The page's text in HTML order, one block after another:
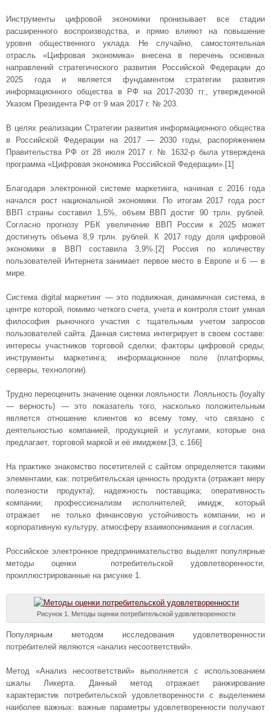
Инструменты цифровой экономики пронизывает все стадии
расширенного воспроизводства, и прямо влияют на повышение
уровня общественного уклада. Не случайно, самостоятельная
отрасль «Цифровая экономика» внесена в перечень основных
направлений стратегического развития Российской Федерации до
2025 года и является фундаментом стратегии развития
информационного общества в РФ на 2017-2030 гг., утвержденной
Указом Президента РФ от 9 мая 2017 г. № 203.
В целях реализации Стратегии развития информационного общества
в Российской Федерации на 2017 — 2030 годы, распоряжением
Правительства РФ от 28 июля 2017 г. № 1632-р была утверждена
программа «Цифровая экономика Российской Федерации».[1]
Благодаря электронной системе маркетинга, начиная с 2016 года
начался рост национальной экономики. По итогам 2017 года рост
ВВП страны составил 1,5%, объем ВВП достиг 90 трлн. рублей.
Согласно прогнозу РБК увеличение ВВП России к 2025 может
достигнуть объема 8,9 трлн. рублей. К 2017 году доля цифровой
экономики в ВВП составила 3,9%.[2] Россия по количеству
пользователей Интернета занимает первое место в Европе и 6 — в
мире.
Система digital маркетинг — это подвижная, динамичная система, в
центре которой, помимо четкого счета, учета и контроля стоит умная
философия рыночного участия с тщательным учетом запросов
пользователей сайта. Данная система интегрирует в своем составе:
интересы участников торговой сделки; факторы цифровой среды;
инструменты маркетинга; информационное поле (платформы,
серверы, технологии).
Трудно переоценить значение оценки лояльности. Лояльность (loyalty
— верность) — это показатель того, насколько положительным
является отношение клиентов ко всему тому, что связано с
деятельностью компанией, продукцией и услугами, которые она
предлагает, торговой маркой и её имиджем.[3, с.166]
На практике знакомство посетителей с сайтом определяется такими
элементами, как: потребительская ценность продукта (отражает меру
полезности продукта); надежность поставщика; оперативность
компании; профессионализм исполнителей; имидж, который
отражает не только финансовую устойчивость компании, но и
корпоративную культуру, атмосферу взаимопонимания и согласия.
Российское электронное предпринимательство выделят популярные
методы оценки потребительской удовлетворенности,
проиллюстрированные на рисунке 1.
Рисунок 1. Методы оценки потребительской удовлетворенности
Популярным методом исследования удовлетворенности
потребителей являются «анализ несоответствий».
Метод «Анализ несоответствий» выполняется с использованием
шкалы Ликерта. Данный метод отражает ранжирование
характеристик потребительской удовлетворенности с выделением
наиболее важных: важные параметры удовлетворенности получают